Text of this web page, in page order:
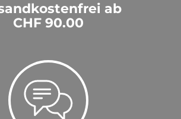
ab
CHF 90.00